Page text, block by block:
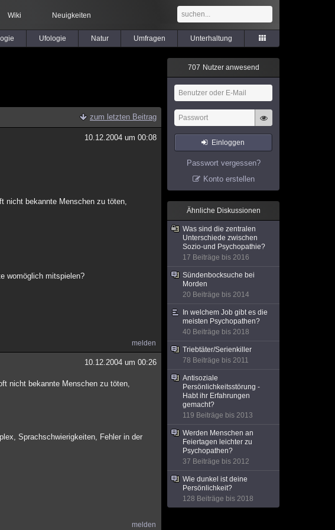
Wiki Neuigkeiten
Ufologie Natur Umfragen Unterhaltung
zum letzten Beitrag
10.12.2004 um 00:08
nicht bekannte Menschen zu töten,
womöglich mitspielen?
melden
10.12.2004 um 00:26
nicht bekannte Menschen zu töten,
Sprachschwierigkeiten, Fehler in der
melden
707 Nutzer anwesend
Einloggen
Passwort vergessen?
Konto erstellen
Ähnliche Diskussionen
Was sind die zentralen
Unterschiede zwischen
Sozio-und Psychopathie?
17 Beiträge bis 2016
Sündenbocksuche bei
Morden
20 Beiträge bis 2014
In welchem Job gibt es die
meisten Psychopathen?
40 Beiträge bis 2018
Triebtäter/Serienkiller
78 Beiträge bis 2011
Antisoziale
Persönlichkeitsstörung -
Habt ihr Erfahrungen
gemacht?
119 Beiträge bis 2013
Werden Menschen an
Feiertagen leichter zu
Psychopathen?
37 Beiträge bis 2012
Wie dunkel ist deine
Persönlichkeit?
128 Beiträge bis 2018